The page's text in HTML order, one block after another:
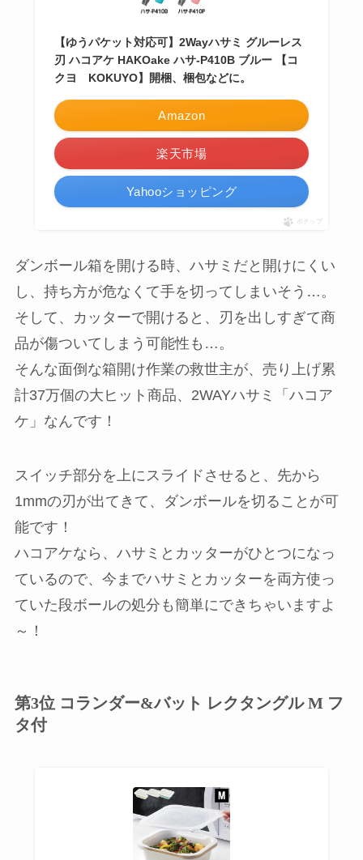
【ゆうパケット対応可】2Wayハサミ グルーレス
刃 ハコアケ HAKOake ハサ-P410B ブルー 【コ
クヨ KOKUYO】開梱、梱包などに。
Amazon
楽天市場
Yahooショッピング
ポチップ
ダンボール箱を開ける時、ハサミだと開けにくい
し、持ち方が危なくて手を切ってしまいそう…。
そして、カッターで開けると、刃を出しすぎて商
品が傷ついてしまう可能性も…。
そんな面倒な箱開け作業の救世主が、売り上げ累
計37万個の大ヒット商品、2WAYハサミ「ハコア
ケ」なんです！
スイッチ部分を上にスライドさせると、先から
1mmの刃が出てきて、ダンボールを切ることが可
能です！
ハコアケなら、ハサミとカッターがひとつになっ
ているので、今までハサミとカッターを両方使っ
ていた段ボールの処分も簡単にできちゃいますよ
～！
第3位 コランダー&バット レクタングル M フ
タ付